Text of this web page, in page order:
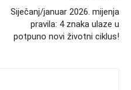
Siječanj/januar 2026. mijenja
pravila: 4 znaka ulaze u
potpuno novi životni ciklus!